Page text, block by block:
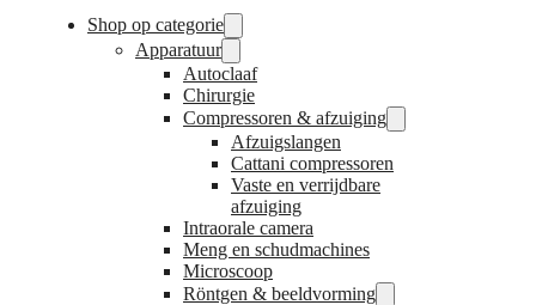
Shop op categorie
Apparatuur
Autoclaaf
Chirurgie
Compressoren & afzuiging
Afzuigslangen
Cattani compressoren
Vaste en verrijdbare
afzuiging
Intraorale camera
Meng en schudmachines
Microscoop
Röntgen & beeldvorming